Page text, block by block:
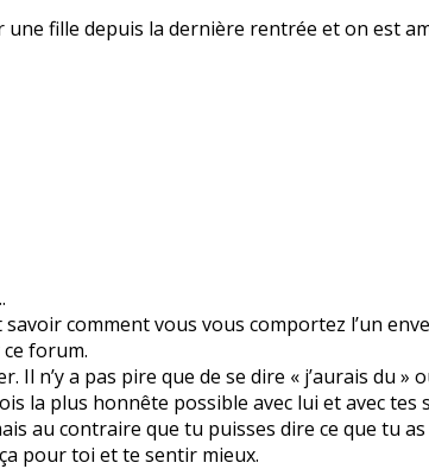
une fille depuis la dernière rentrée et on est
comment vous vous comportez l’un
forum.
n’y a pas pire que de se dire « j’aurais du »
la plus honnête possible avec lui et avec tes
au contraire que tu puisses dire ce que tu
pour toi et te sentir mieux.